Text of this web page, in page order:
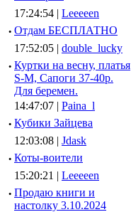
17:24:54 | Leeeeen
· Отдам БЕСПЛАТНО
17:52:05 | double_lucky
· Куртки на весну, платья
S-M, Сапоги 37-40р.
Для беремен.
14:47:07 | Paina_l
· Кубики Зайцева
12:03:08 | Jdask
· Коты-воители
15:20:21 | Leeeeen
· Продаю книги и
настолку 3.10.2024